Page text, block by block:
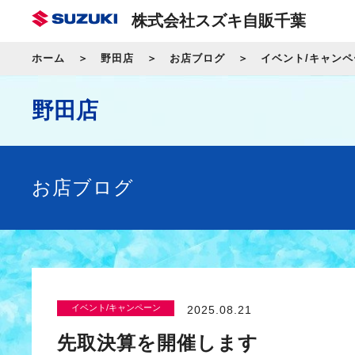
株式会社スズキ自販千葉
ホーム 野田店 お店ブログ イベント/キャン
野田店
お店ブログ
イベント/キャンペーン 2025.08.21
先取決算を開催します